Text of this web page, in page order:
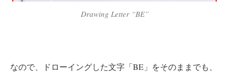
Drawing Letter “BE”
なので、ドローイングした文字「BE」をそのままでも、